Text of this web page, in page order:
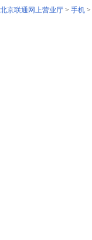
北京联通网上营业厅 > 手机 >